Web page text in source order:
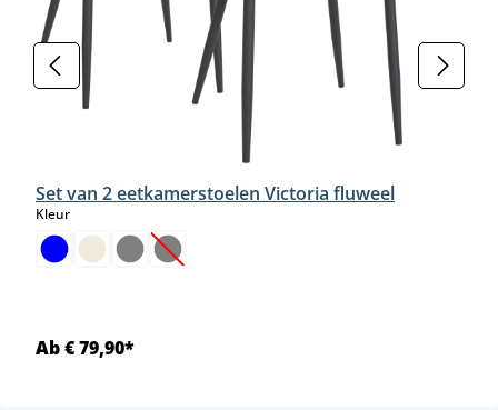
Set van 2 eetkamerstoelen Victoria fluweel
Kleurselect
(Deze optie is momenteel niet beschikbaar.)
Ab € 79,90*